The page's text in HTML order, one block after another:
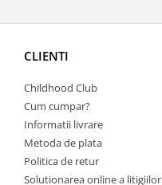
CLIENTI
Childhood Club
Cum cumpar?
Informatii livrare
Metoda de plata
Politica de retur
Solutionarea online a litigiilor